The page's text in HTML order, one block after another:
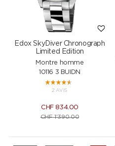
Edox SkyDiver Chronograph
Limited Edition
Montre homme
10116 3 BUIDN
2 AVIS
CHF 834.00
CHF1'390.00